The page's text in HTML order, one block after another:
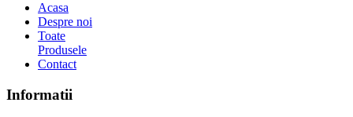
Acasa
Despre noi
Toate
Produsele
Contact
Informatii